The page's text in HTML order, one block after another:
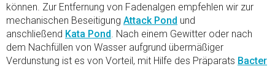
können. Zur Entfernung von Fadenalgen empfehlen wir zur
mechanischen Beseitigung Attack Pond und
anschließend Kata Pond . Nach einem Gewitter oder nach
dem Nachfüllen von Wasser aufgrund übermäßiger
Verdunstung ist es von Vorteil, mit Hilfe des Präparats Bacter